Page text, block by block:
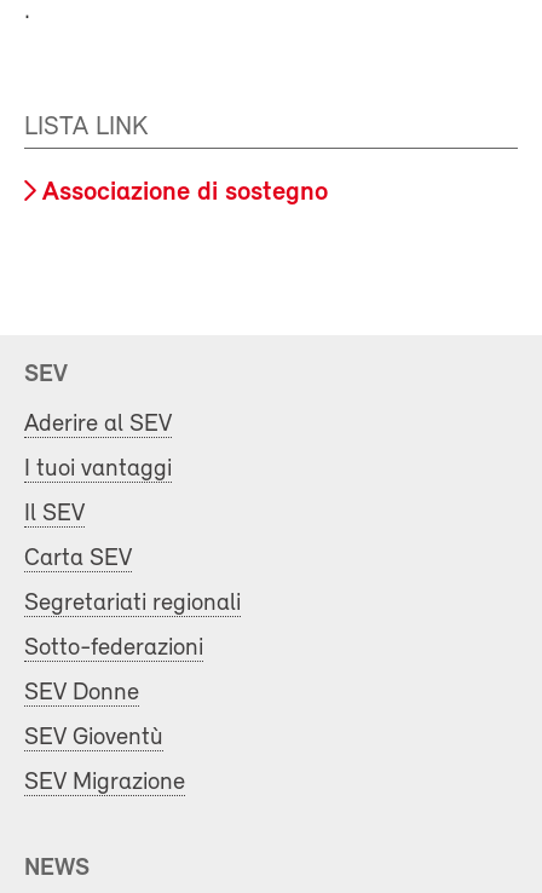
.
LISTA LINK
Associazione di sostegno
SEV
Aderire al SEV
I tuoi vantaggi
Il SEV
Carta SEV
Segretariati regionali
Sotto-federazioni
SEV Donne
SEV Gioventù
SEV Migrazione
NEWS